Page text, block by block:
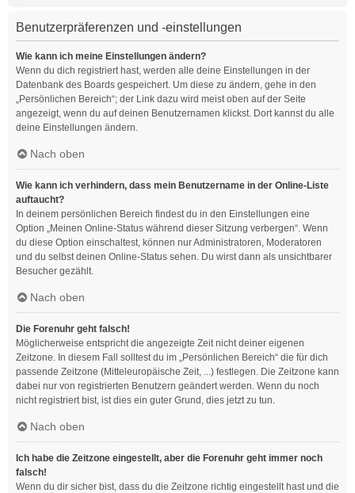
Benutzerpräferenzen und -einstellungen
Wie kann ich meine Einstellungen ändern?
Wenn du dich registriert hast, werden alle deine Einstellungen in der
Datenbank des Boards gespeichert. Um diese zu ändern, gehe in den
„Persönlichen Bereich“; der Link dazu wird meist oben auf der Seite
angezeigt, wenn du auf deinen Benutzernamen klickst. Dort kannst du alle
deine Einstellungen ändern.
Nach oben
Wie kann ich verhindern, dass mein Benutzername in der Online-Liste
auftaucht?
In deinem persönlichen Bereich findest du in den Einstellungen eine
Option „Meinen Online-Status während dieser Sitzung verbergen“. Wenn
du diese Option einschaltest, können nur Administratoren, Moderatoren
und du selbst deinen Online-Status sehen. Du wirst dann als unsichtbarer
Besucher gezählt.
Nach oben
Die Forenuhr geht falsch!
Möglicherweise entspricht die angezeigte Zeit nicht deiner eigenen
Zeitzone. In diesem Fall solltest du im „Persönlichen Bereich“ die für dich
passende Zeitzone (Mitteleuropäische Zeit, ...) festlegen. Die Zeitzone kann
dabei nur von registrierten Benutzern geändert werden. Wenn du noch
nicht registriert bist, ist dies ein guter Grund, dies jetzt zu tun.
Nach oben
Ich habe die Zeitzone eingestellt, aber die Forenuhr geht immer noch
falsch!
Wenn du dir sicher bist, dass du die Zeitzone richtig eingestellt hast und die